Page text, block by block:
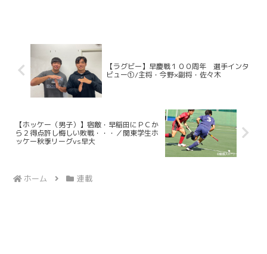
【ラグビー】早慶戦１００周年 選手インタ
ビュー①/主将・今野×副将・佐々木
【ホッケー（男子）】宿敵・早稲田にＰＣか
ら２得点許し悔しい敗戦・・・／関東学生ホ
ッケー秋季リーグvs早大
ホーム 連載